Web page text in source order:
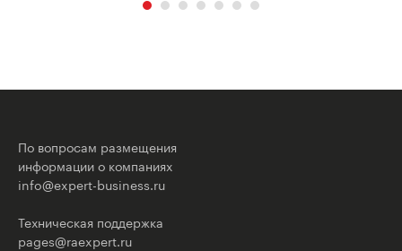
По вопросам размещения
информации о компаниях
info@expert-business.ru
Техническая поддержка
pages@raexpert.ru